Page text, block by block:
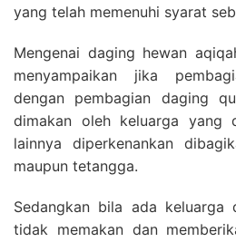
yang telah memenuhi syarat
Mengenai daging hewan
menyampaikan jika
dengan pembagian daging
dimakan oleh keluarga yang
lainnya diperkenankan
maupun tetangga.
Sedangkan bila ada keluarga
tidak memakan dan